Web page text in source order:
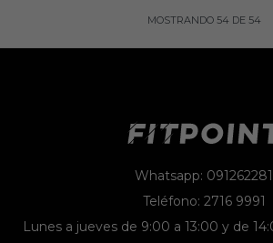
MOSTRANDO 54DE 54
Whatsapp: 091262281
Teléfono: 2716 9991
Lunes a jueves de 9:00 a 13:00 y de